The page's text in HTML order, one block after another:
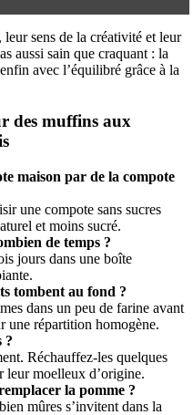
sens de la créativité et leur
aussi sain que craquant : la
avec l’équilibré grâce à la
des muffins aux
maison par de la compote
une compote sans sucres
et moins sucré.
de temps ?
jours dans une boîte
tombent au fond ?
dans un peu de farine avant
une répartition homogène.
?
Réchauffez-les quelques
leur moelleux d’origine.
la pomme ?
mûres s’invitent dans la